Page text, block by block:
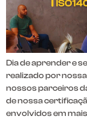
Dia de aprender e
realizado por nossa
nossos parceiros
de nossa
envolvidos em